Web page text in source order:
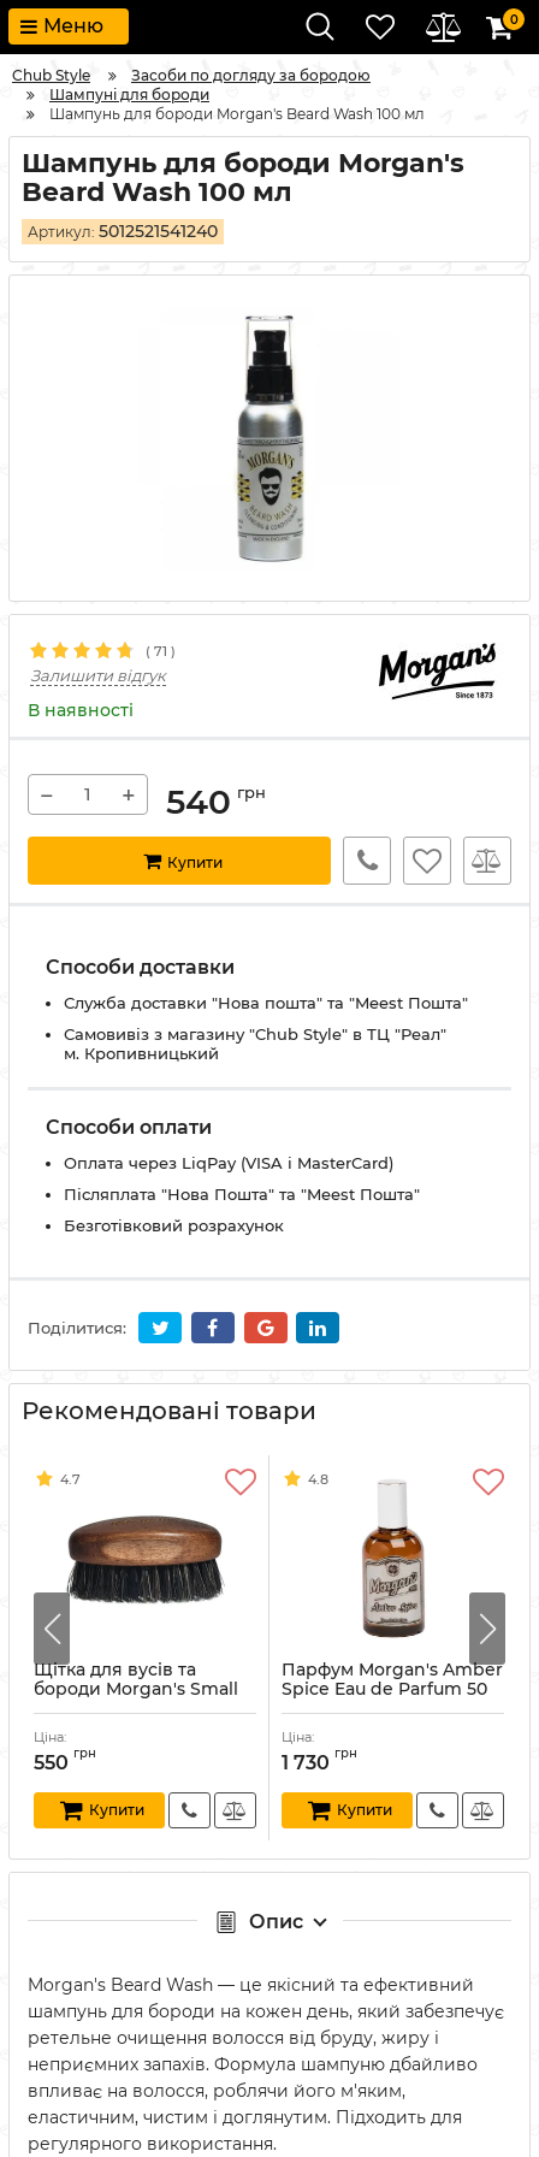
Меню 0
Chub Style
Засоби по догляду за бородою
Шампуні для бороди
Шампунь для бороди Morgan's Beard Wash 100 мл
Шампунь для бороди Morgan's
Beard Wash 100 мл
Артикул: 5012521541240
( 71 )
Залишити відгук
В наявності
− + 540 грн
Купити
Способи доставки
Служба доставки "Нова пошта" та "Meest Пошта"
Самовивіз з магазину "Chub Style" в ТЦ "Реал"
м. Кропивницький
Способи оплати
Оплата через LiqPay (VISA і MasterCard)
Післяплата "Нова Пошта" та "Meest Пошта"
Безготівковий розрахунок
Поділитися:
Рекомендовані товари
4.7
Щітка для вусів та
бороди Morgan's Small
Beard Brush
Артикул:
Ціна:
550 грн
Купити
4.8
Парфум Morgan's Amber
Spice Eau de Parfum 50
мл
Артикул:
Ціна:
1 730 грн
Купити
Опис
Morgan's Beard Wash — це якісний та ефективний
шампунь для бороди на кожен день, який забезпечує
ретельне очищення волосся від бруду, жиру і
неприємних запахів. Формула шампуню дбайливо
впливає на волосся, роблячи його м'яким,
еластичним, чистим і доглянутим. Підходить для
регулярного використання.